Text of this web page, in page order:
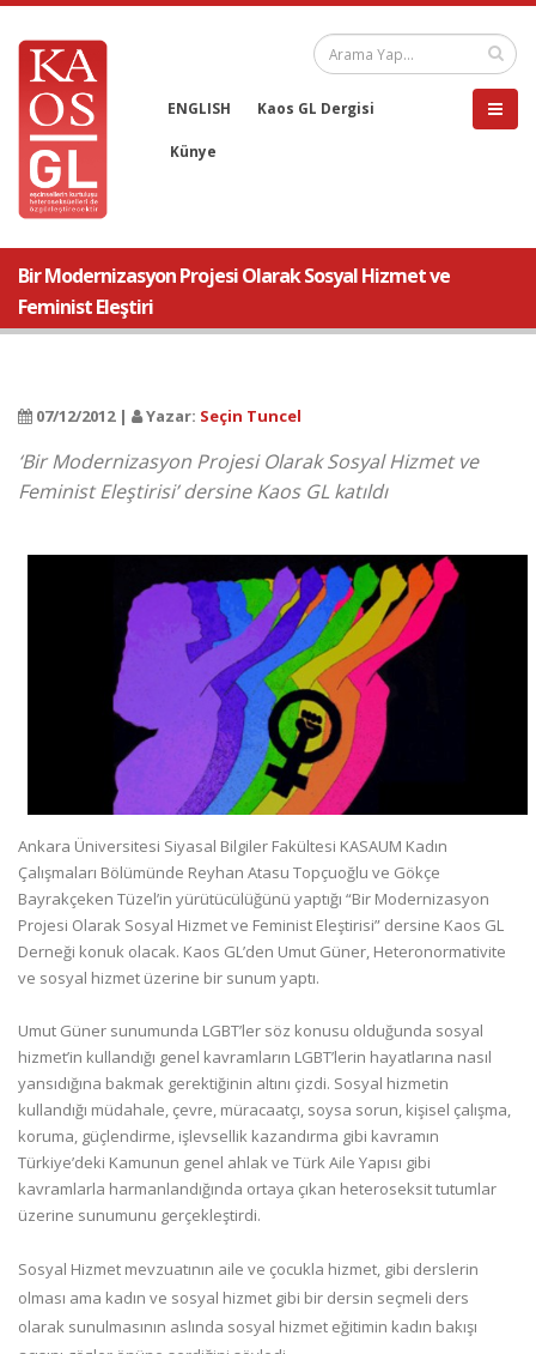
ENGLISH Kaos GL Dergisi
Künye
Bir Modernizasyon Projesi Olarak Sosyal Hizmet ve
Feminist Eleştiri
07/12/2012 | Yazar: Seçin Tuncel
‘Bir Modernizasyon Projesi Olarak Sosyal Hizmet ve
Feminist Eleştirisi’ dersine Kaos GL katıldı
Ankara Üniversitesi Siyasal Bilgiler Fakültesi KASAUM Kadın
Çalışmaları Bölümünde Reyhan Atasu Topçuoğlu ve Gökçe
Bayrakçeken Tüzel’in yürütücülüğünü yaptığı “Bir Modernizasyon
Projesi Olarak Sosyal Hizmet ve Feminist Eleştirisi” dersine Kaos GL
Derneği konuk olacak. Kaos GL’den Umut Güner, Heteronormativite
ve sosyal hizmet üzerine bir sunum yaptı.
Umut Güner sunumunda LGBT’ler söz konusu olduğunda sosyal
hizmet’in kullandığı genel kavramların LGBT’lerin hayatlarına nasıl
yansıdığına bakmak gerektiğinin altını çizdi. Sosyal hizmetin
kullandığı müdahale, çevre, müracaatçı, soysa sorun, kişisel çalışma,
koruma, güçlendirme, işlevsellik kazandırma gibi kavramın
Türkiye’deki Kamunun genel ahlak ve Türk Aile Yapısı gibi
kavramlarla harmanlandığında ortaya çıkan heteroseksit tutumlar
üzerine sunumunu gerçekleştirdi.
Sosyal Hizmet mevzuatının aile ve çocukla hizmet, gibi derslerin
olması ama kadın ve sosyal hizmet gibi bir dersin seçmeli ders
olarak sunulmasının aslında sosyal hizmet eğitimin kadın bakışı